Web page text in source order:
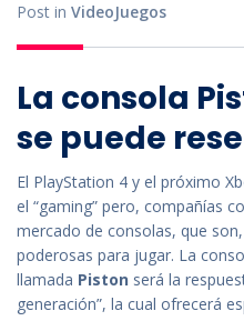
Post in VideoJuegos
La consola
se puede
El PlayStation 4 y el próximo
el “gaming” pero, compañías
mercado de consolas, que
poderosas para jugar. La
llamada Piston será la
generación”, la cual ofrecerá